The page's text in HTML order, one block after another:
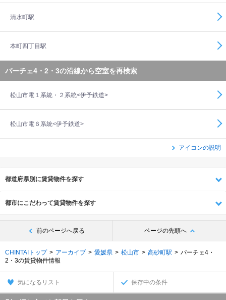
清水町駅
本町四丁目駅
パーチェ4・2・3の沿線から空室を再検索
松山市電１系統・２系統<伊予鉄道>
松山市電６系統<伊予鉄道>
アイコンの説明
都道府県別に賃貸物件を探す
都市にこだわって賃貸物件を探す
前のページへ戻る ページの先頭へ
CHINTAIトップ アーカイブ 愛媛県 松山市 高砂町駅
パーチェ4・
2・3の賃貸物件情報
気になるリスト 保存中の条件